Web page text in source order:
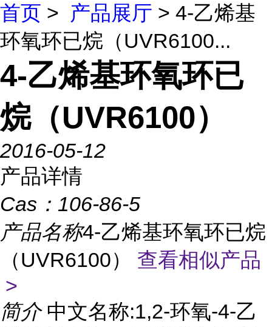
首页 > 产品展厅 > 4-乙烯基
环氧环已烷（UVR6100...
4-乙烯基环氧环已
烷（UVR6100）
2016-05-12
产品详情
Cas： 106-86-5
产品名称4-乙烯基环氧环已烷
（UVR6100） 查看相似产品
>
简介 中文名称:1,2-环氧-4-乙